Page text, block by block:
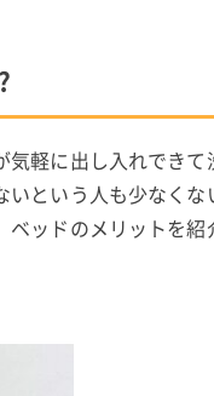
軽に出し入れできて
という人も少なくな
ッドのメリットを紹